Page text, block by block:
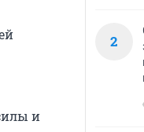
и
2